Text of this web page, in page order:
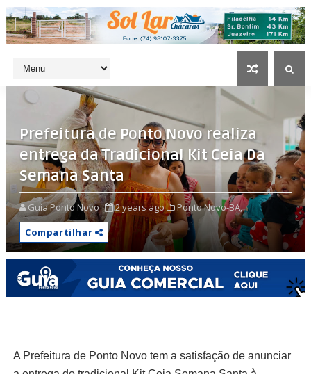
Prefeitura de Ponto Novo realiza
entrega da Tradicional Kit Ceia Da
Semana Santa
Guia Ponto Novo 2 years ago
Ponto Novo-BA,
Compartilhar
A Prefeitura de Ponto Novo tem a satisfação de anunciar